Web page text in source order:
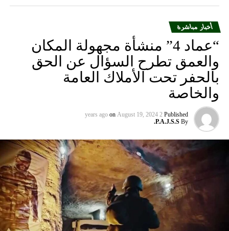
أخبار مباشرة
“عماد 4” منشأة مجهولة المكان
والعمق تطرح السؤال عن الحق
بالحفر تحت الأملاك العامة
والخاصة
Published
2 years ago
on August 19, 2024
By
P.A.J.S.S.